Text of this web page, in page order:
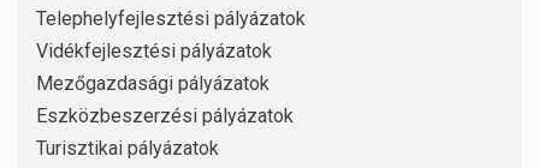
Telephelyfejlesztési pályázatok
Vidékfejlesztési pályázatok
Mezőgazdasági pályázatok
Eszközbeszerzési pályázatok
Turisztikai pályázatok